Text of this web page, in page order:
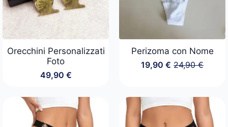
Orecchini Personalizzati
Foto
49,90 €
Perizoma con Nome
24,90€
Il
24,90 €.
19,90€ Il
19,90 €.